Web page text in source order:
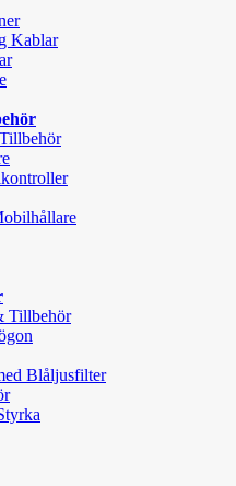
Kablar
Tillbehör
Blåljusfilter